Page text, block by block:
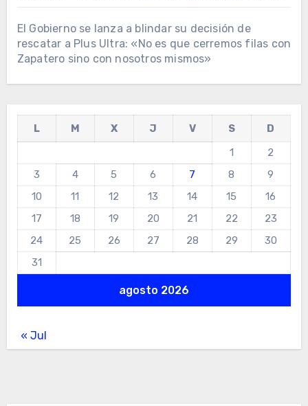
El Gobierno se lanza a blindar su decisión de
rescatar a Plus Ultra: «No es que cerremos filas con
Zapatero sino con nosotros mismos»
agosto 2026
L M X J V S
D
1
2
3
4 5 6 7 8
9
10
11 12 13 14 15
16
17
18 19 20 21 22
23
24
25 26 27 28 29
30
31
« Jul